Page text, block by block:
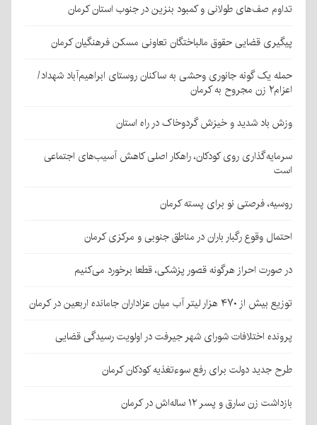
تداوم صف‌های طولانی و کمبود بنزین در جنوب استان کرمان
پیگیری قضایی حقوق مالباختگان تعاونی مسکن فرهنگیان کرمان
حمله یک گونه جانوری وحشی به ساکنان روستای ابراهیم‌آباد شهداد/
اعزام۲ زن مجروح به کرمان
وزش باد شدید و خیزش گردوخاک در راه استان
سرمایه‌گذاری روی کودکان، راهکار اصلی کاهش آسیب‌های اجتماعی
است
روسیه، فرصتی نو برای پسته کرمان
احتمال وقوع رگبار باران در مناطق جنوبی و مرکزی کرمان
در صورت احراز هرگونه قصور پزشکی، قطعا برخورد می‌کنیم
توزیع بیش از ۴۷۰ هزار لیتر آب میان عزاداران جامانده اربعین در کرمان
پرونده اختلافات شورای شهر جیرفت در اولویت رسیدگی قضایی
طرح جدید دولت برای رفع سوءتغذیه کودکان کرمان
بازداشت زن سارق و پسر ۱۲ ساله‌اش در کرمان